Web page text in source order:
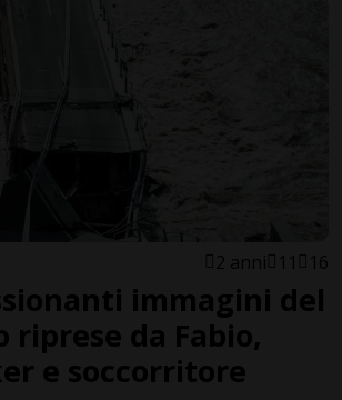
2 anni 11 16
immagini del
riprese da Fabio,
e soccorritore